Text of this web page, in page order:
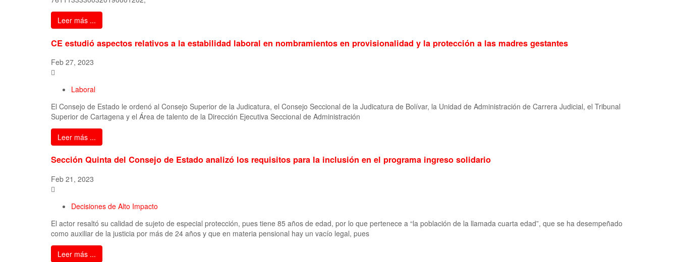
Leer más ...
CE estudió aspectos relativos a la estabilidad laboral en nombramientos en provisionalidad y la protección a las madres gestantes
Feb 27, 2023
Laboral
El Consejo de Estado le ordenó al Consejo Superior de la Judicatura, el Consejo Seccional de la Judicatura de Bolívar, la Unidad de Administración de Carrera Judicial, el Tribunal
Superior de Cartagena y el Área de talento de la Dirección Ejecutiva Seccional de Administración
Leer más ...
Sección Quinta del Consejo de Estado analizó los requisitos para la inclusión en el programa ingreso solidario
Feb 21, 2023
Decisiones de Alto Impacto
El actor resaltó su calidad de sujeto de especial protección, pues tiene 85 años de edad, por lo que pertenece a “la población de la llamada cuarta edad”, que se ha desempeñado
como auxiliar de la justicia por más de 24 años y que en materia pensional hay un vacío legal, pues
Leer más ...